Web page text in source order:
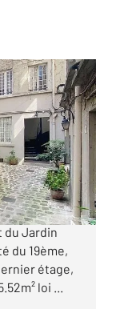
Lemoine,
du Jardin
du 19ème,
étage,
loi ...